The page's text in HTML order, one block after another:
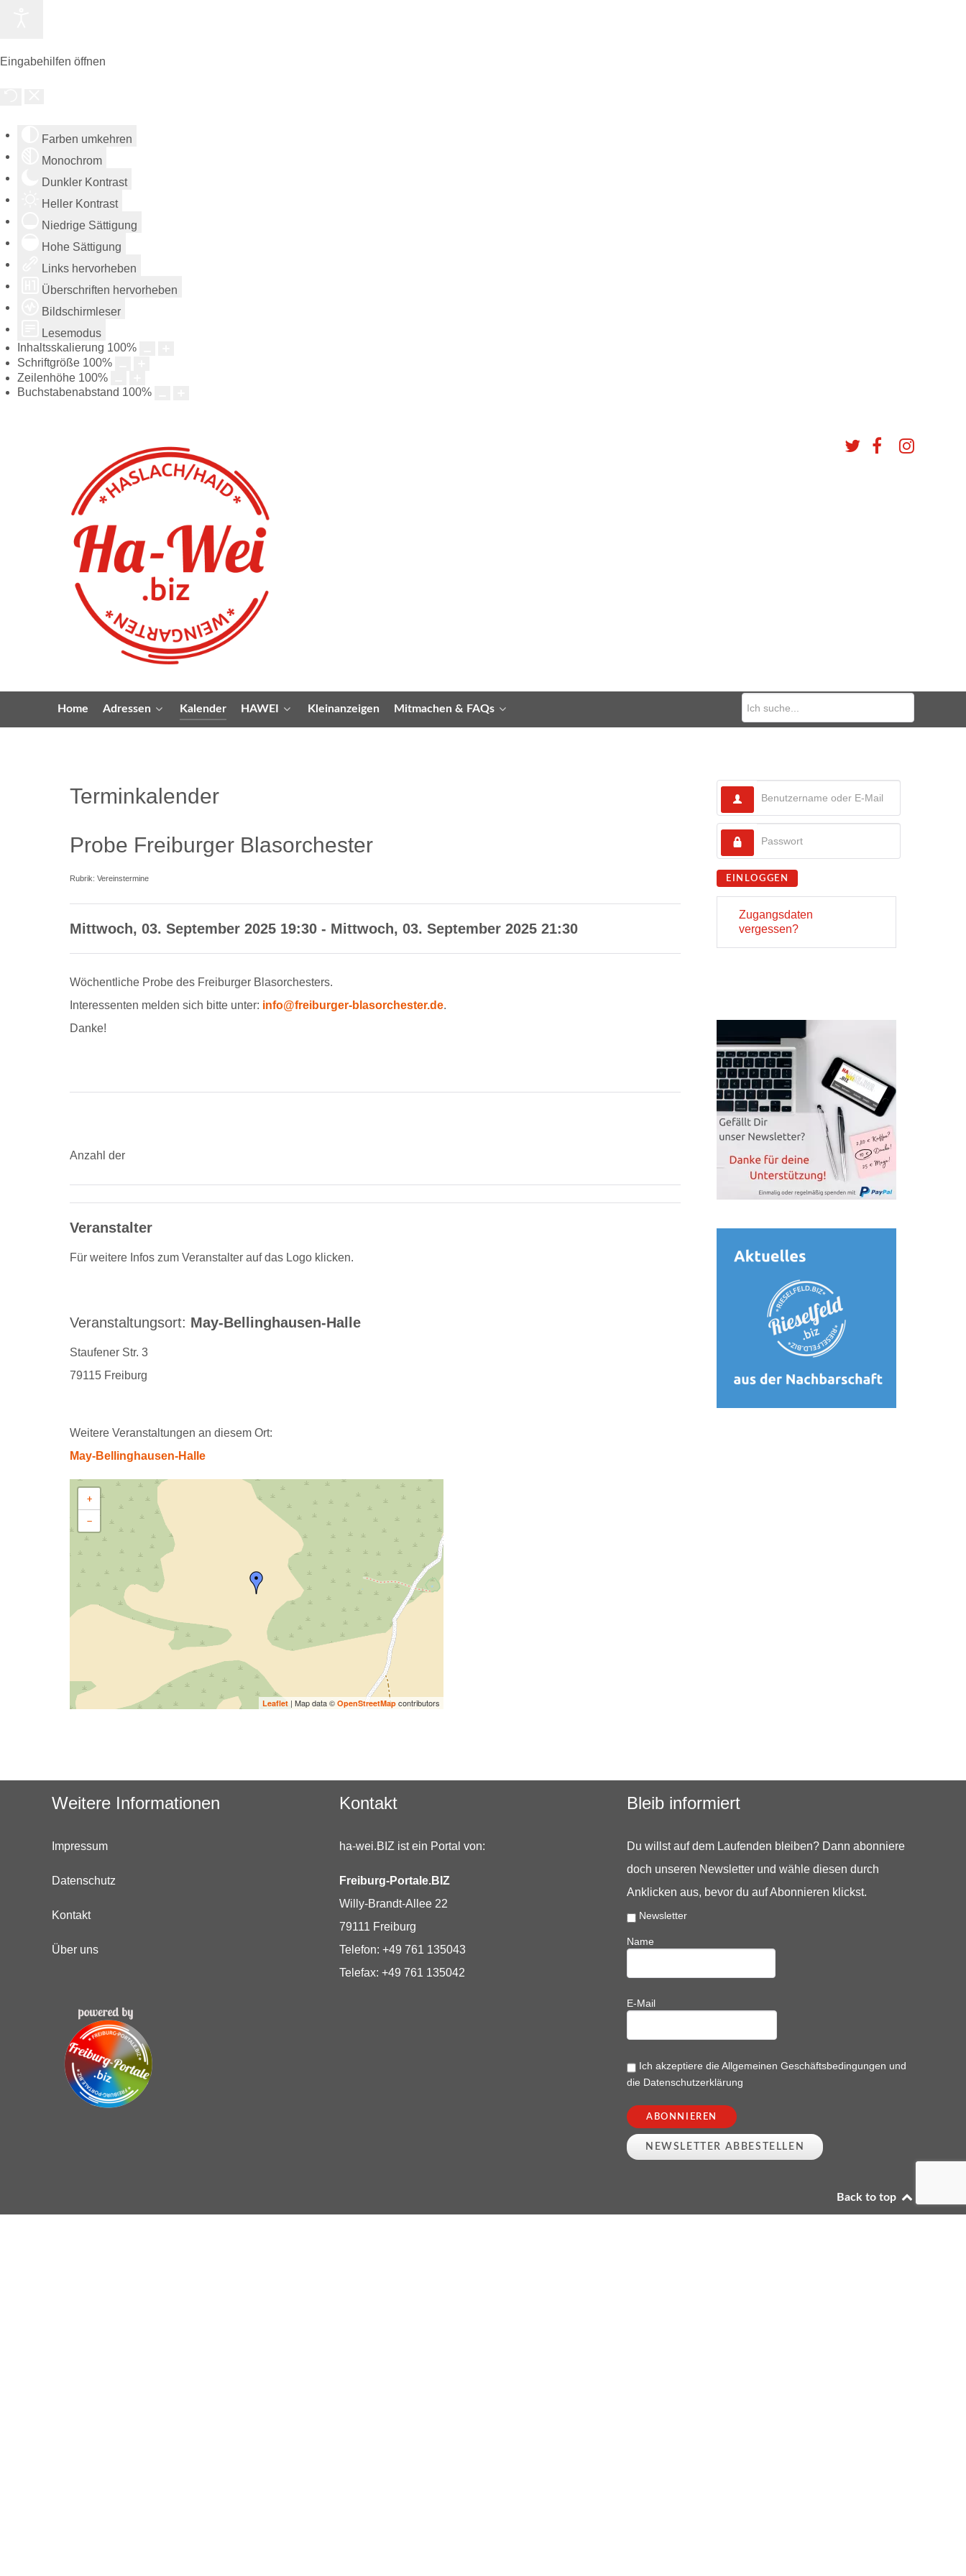
Eingabehilfen öffnen
Farben umkehren
Monochrom
Dunkler Kontrast
Heller Kontrast
Niedrige Sättigung
Hohe Sättigung
Links hervorheben
Überschriften hervorheben
Bildschirmleser
Lesemodus
Inhaltsskalierung 100%
Schriftgröße 100%
Zeilenhöhe 100%
Buchstabenabstand 100%
Home Adressen Kalender HAWEI Kleinanzeigen Mitmachen & FAQs
Terminkalender
Probe Freiburger Blasorchester
Rubrik: Vereinstermine
Mittwoch, 03. September 2025 19:30 - Mittwoch, 03. September 2025 21:30
Wöchentliche Probe des Freiburger Blasorchesters.
Interessenten melden sich bitte unter: info@freiburger-blasorchester.de.
Danke!
Anzahl der
Veranstalter
Für weitere Infos zum Veranstalter auf das Logo klicken.
Veranstaltungsort: May-Bellinghausen-Halle
Staufener Str. 3
79115 Freiburg
Weitere Veranstaltungen an diesem Ort:
May-Bellinghausen-Halle
+
−
Leaflet | Map data © OpenStreetMap contributors
EINLOGGEN
Zugangsdaten
vergessen?
Weitere Informationen
Impressum
Datenschutz
Kontakt
Über uns
Kontakt
ha-wei.BIZ ist ein Portal von:
Freiburg-Portale.BIZ
Willy-Brandt-Allee 22
79111 Freiburg
Telefon: +49 761 135043
Telefax: +49 761 135042
Bleib informiert
Du willst auf dem Laufenden bleiben? Dann abonniere
doch unseren Newsletter und wähle diesen durch
Anklicken aus, bevor du auf Abonnieren klickst.
Newsletter
Name
E-Mail
Ich akzeptiere die Allgemeinen Geschäftsbedingungen und
die Datenschutzerklärung
Back to top